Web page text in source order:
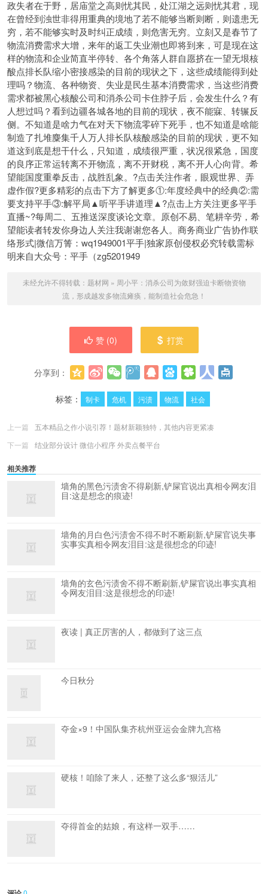
政失者在于野，居庙堂之高则忧其民，处江湖之远则忧其君，现
在曾经到浊世非得用重典的境地了若不能够当断则断，则遗患无
穷，若不能够实时及时纠正成绩，则危害无穷。立刻又是春节了
物流消费需求大增，来年的返工失业潮也即将到来，可是现在这
样的物流和企业简直半停转、各个角落人群自愿挤在一望无垠核
酸点排长队缩小密接感染的目前的现状之下，这些成绩能得到处
理吗？物流、各种物资、失业是民生基本消费需求，当这些消费
需求都被黑心核酸公司和消杀公司卡住脖子后，会发生什么？有
人想过吗？看到边疆各城各地的目前的现状，夜不能寐、转辗反
侧。不知道是啥力气在对天下物流零碎下死手，也不知道是啥能
制造了扎堆麋集千人万人排长队核酸感染的目前的现状，更不知
道这到底是想干什么，只知道，成绩很严重，状况很紧急，国度
的良序正常运转离不开物流，离不开财税，离不开人心向背。希
望能国度重拳反击，战胜乱象。?点击关注作者，眼观世界、弄
虚作假?更多精彩的点击下方了解更多①:年度经典中的经典②:需
要支持平手③:解平局▲听平手讲道理▲?点击上方关注更多平手
直播~?每周二、五推送深度谈论文章。原创不易、笔耕辛劳，希
望能读者转发你身边人关注我谢谢您各人。商务商业广告协作联
络形式|微信万箐：wq1949001平手|独家原创侵权必究转载需标
明来自大众号：平手（zg5201949
未经允许不得转载： 题材网 » 周小平：消杀公司为敛财强迫卡断物资物
流，形成越发多物流瘫痪，能制造社会危急！
赞 (0) 打赏
分享到：
标签：
制卡 危机 污渍 物流 社会
上一篇
五本精品之作小说引荐！题材新颖独特，其他内容更紧凑
下一篇
结业部分设计 微信小程序 外卖点餐平台
相关推荐
墙角的黑色污渍舍不得刷新,铲屎官说出真相令网友泪
目:这是想念的痕迹!
墙角的月白色污渍舍不得不时不断刷新,铲屎官说失事
实事实真相令网友泪目:这是很想念的印迹!
墙角的玄色污渍舍不得不断刷新,铲屎官说出事实真相
令网友泪目:这是很想念的印迹!
夜读 | 真正厉害的人，都做到了这三点
今日秋分
夺金×9！中国队集齐杭州亚运会金牌九宫格
硬核！咱除了来人，还整了这么多“狠活儿”
夺得首金的姑娘，有这样一双手……